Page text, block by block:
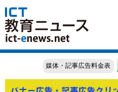
媒体・記事広告料金表